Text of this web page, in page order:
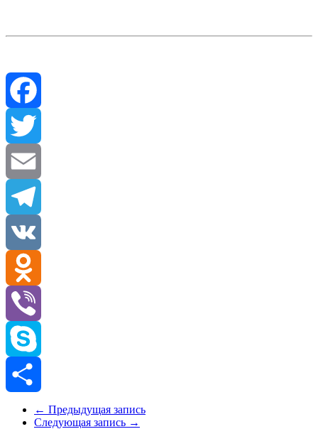
Facebook
Twitter
Email
Telegram
VK
Odnoklassniki
Viber
Skype
Отправить
← Предыдущая запись
Следующая запись →